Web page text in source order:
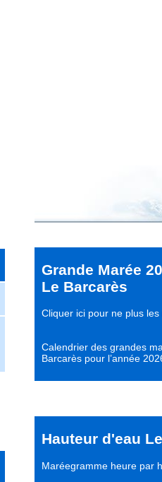
Grande Marée
Le Barcarès
Cliquer ici pour ne plus
Calendrier des grandes
Barcarès pour l’année
Hauteur d'eau
Maréegramme heure par